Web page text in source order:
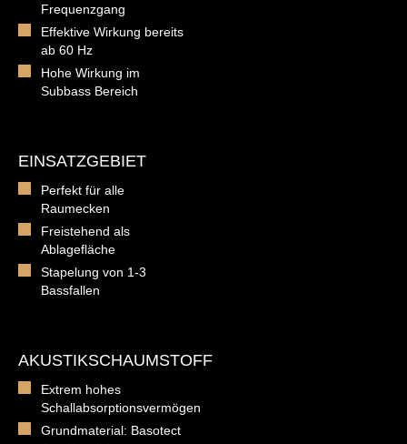
Frequenzgang
Effektive Wirkung bereits
ab 60 Hz
Hohe Wirkung im
Subbass Bereich
EINSATZGEBIET
Perfekt für alle
Raumecken
Freistehend als
Ablagefläche
Stapelung von 1-3
Bassfallen
AKUSTIKSCHAUMSTOFF
Extrem hohes
Schallabsorptionsvermögen
Grundmaterial: Basotect